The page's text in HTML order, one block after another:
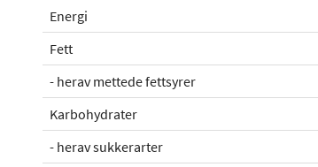
Energi
Fett
- herav mettede fettsyrer
Karbohydrater
- herav sukkerarter